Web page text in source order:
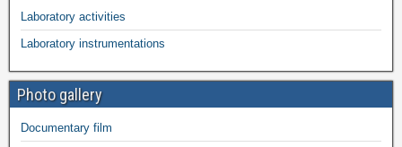
Laboratory activities
Laboratory instrumentations
Photo gallery
Documentary film